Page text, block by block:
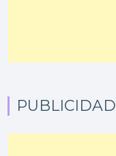
PUBLICIDAD